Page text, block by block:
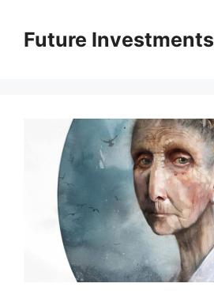
вмістуFuture Investments